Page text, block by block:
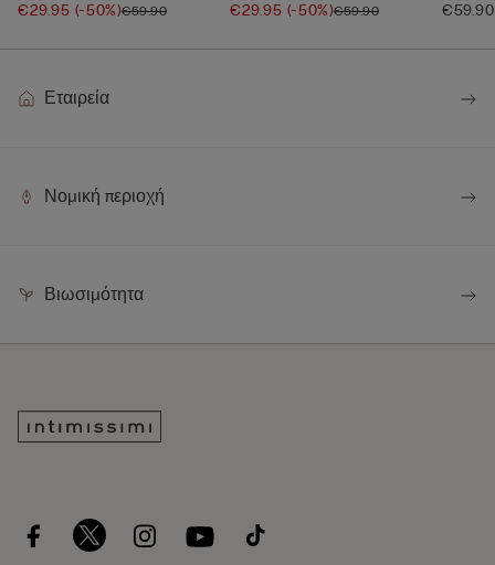
€29.95 (-50%)€59.90
€29.95 (-50%)€59.90
€59.90
Εταιρεία
Νομική περιοχή
Βιωσιμότητα